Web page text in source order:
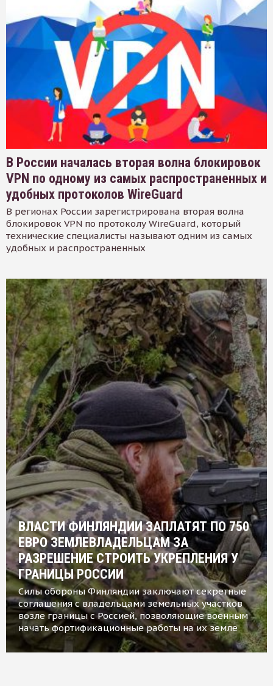
В России началась вторая волна блокировок
VPN по одному из самых распространенных и
удобных протоколов WireGuard
В регионах России зарегистрирована вторая волна
блокировок VPN по протоколу WireGuard, который
технические специалисты называют одним из самых
удобных и распространенных
ВЛАСТИ ФИНЛЯНДИИ ЗАПЛАТЯТ ПО 750
ЕВРО ЗЕМЛЕВЛАДЕЛЬЦАМ ЗА
РАЗРЕШЕНИЕ СТРОИТЬ УКРЕПЛЕНИЯ У
ГРАНИЦЫ РОССИИ
Силы обороны Финляндии заключают секретные
соглашения с владельцами земельных участков
возле границы с Россией, позволяющие военным
начать фортификационные работы на их земле